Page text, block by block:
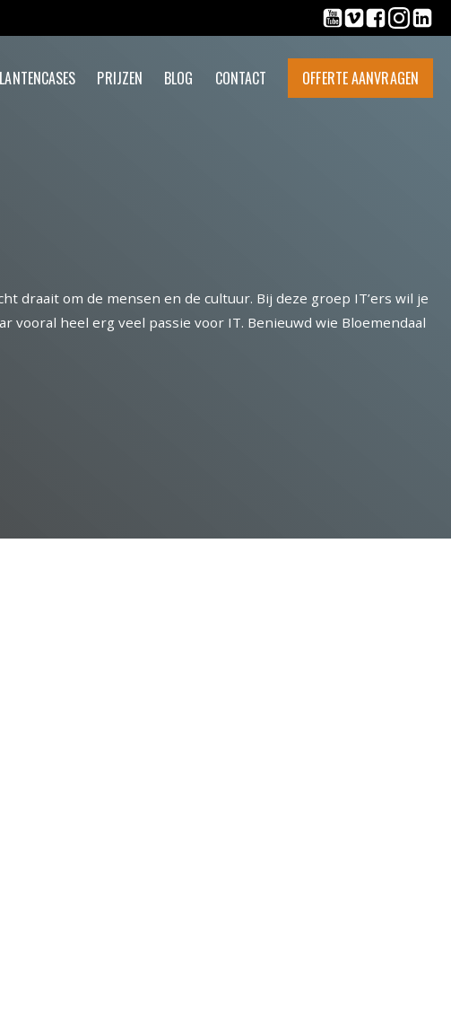
PRIJZEN BLOG CONTACT OFFERTE AANVRAGEN
draait om de mensen en de cultuur. Bij deze groep IT’ers wil je
heel erg veel passie voor IT. Benieuwd wie Bloemendaal